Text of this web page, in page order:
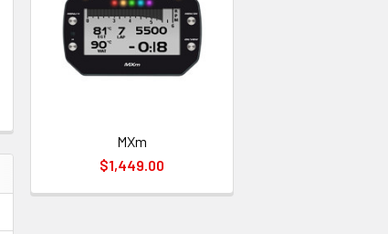
MXm
$1,449.00